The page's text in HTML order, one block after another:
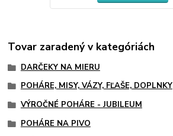
Tovar zaradený v kategóriách
DARČEKY NA MIERU
POHÁRE, MISY, VÁZY, FĽAŠE, DOPLNKY
VÝROČNÉ POHÁRE - JUBILEUM
POHÁRE NA PIVO